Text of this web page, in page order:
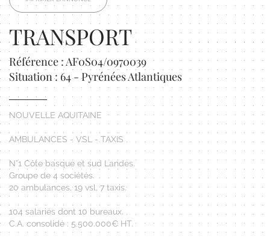
TRANSPORT
Référence : AF0S04/0970039
Situation : 64 - Pyrénées Atlantiques
NOUVELLE AQUITAINE
AMBULANCES - VSL - TAXIS
N°1 Côte basque et sud Landes.
Groupe de 4 sociétés.
20 ambulances, 19 vsl, 7 taxis.
104 salariés dont 10 bureaux.
C.A. consolidé : 5.500.000€ HT.